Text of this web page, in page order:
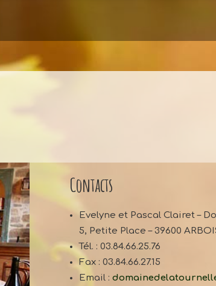
Contacts
Evelyne et Pascal Clairet –
5, Petite Place – 39600
Tél. : 03.84.66.25.76
Fax : 03.84.66.27.15
Email :